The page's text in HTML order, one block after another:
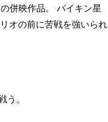
併映作品。 バイキン星
オの前に苦戦を強いられ
う。